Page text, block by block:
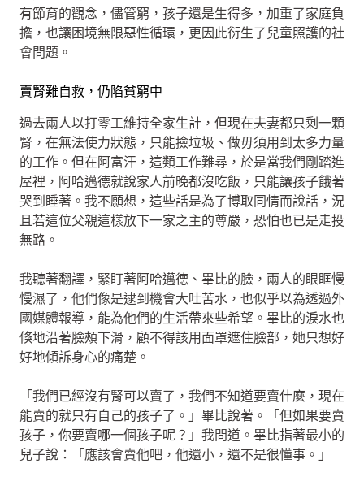
有節育的觀念，儘管窮，孩子還是生得多，加重了家庭負
擔，也讓困境無限惡性循環，更因此衍生了兒童照護的社
會問題。
賣腎難自救，仍陷貧窮中
過去兩人以打零工維持全家生計，但現在夫妻都只剩一顆
腎，在無法使力狀態，只能撿垃圾、做毋須用到太多力量
的工作。但在阿富汗，這類工作難尋，於是當我們剛踏進
屋裡，阿哈邁德就說家人前晚都沒吃飯，只能讓孩子餓著
哭到睡著。我不願想，這些話是為了博取同情而說話，況
且若這位父親這樣放下一家之主的尊嚴，恐怕也已是走投
無路。
我聽著翻譯，緊盯著阿哈邁德、畢比的臉，兩人的眼眶慢
慢濕了，他們像是逮到機會大吐苦水，也似乎以為透過外
國媒體報導，能為他們的生活帶來些希望。畢比的淚水也
倏地沿著臉頰下滑，顧不得該用面罩遮住臉部，她只想好
好地傾訴身心的痛楚。
「我們已經沒有腎可以賣了，我們不知道要賣什麼，現在
能賣的就只有自己的孩子了。」畢比說著。「但如果要賣
孩子，你要賣哪一個孩子呢？」我問道。畢比指著最小的
兒子說：「應該會賣他吧，他還小，還不是很懂事。」